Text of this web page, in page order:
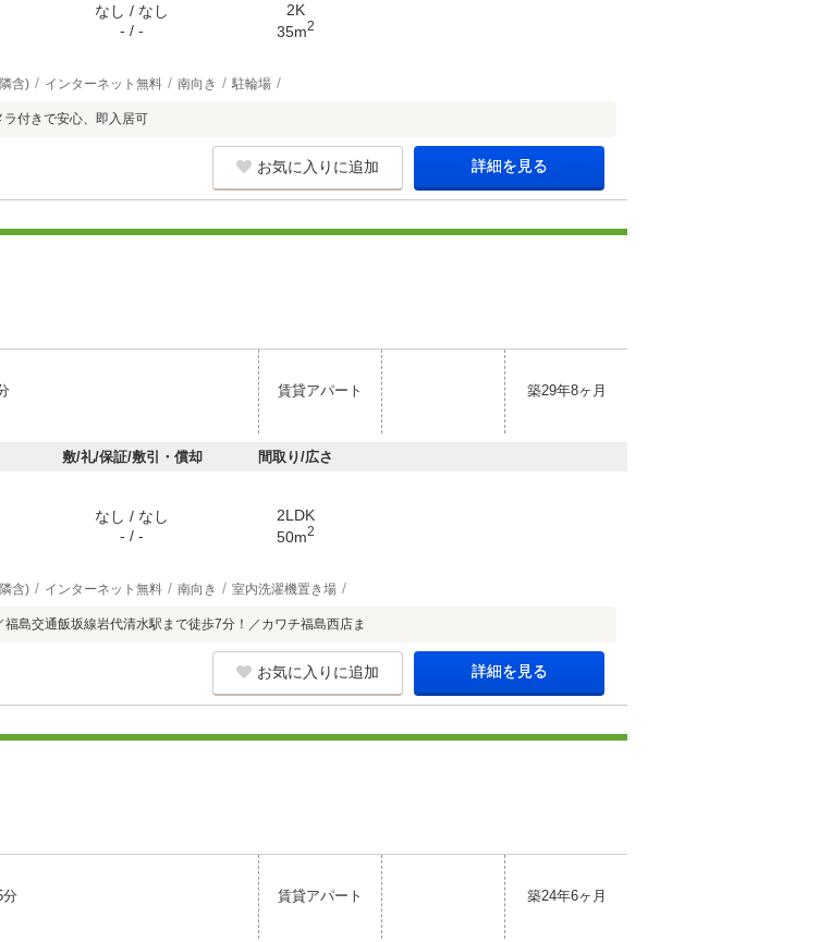
なし / なし
- / -
2K
35m2
含) インターネット無料 南向き 駐輪場
付きで安心、即入居可
お気に入りに追加 詳細を見る
賃貸アパート 築29年8ヶ月
敷/礼/保証/敷引・償却 間取り/広さ
なし / なし
- / -
2LDK
50m2
含) インターネット無料 南向き 室内洗濯機置き場
島交通飯坂線岩代清水駅まで徒歩7分！／カワチ福島西店ま
お気に入りに追加 詳細を見る
賃貸アパート 築24年6ヶ月